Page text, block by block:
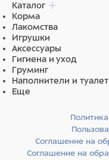
Каталог
Корма
Лакомства
Игрушки
Аксессуары
Гигиена и уход
Груминг
Наполнители и
Еще
Соглашение на
Соглашение на